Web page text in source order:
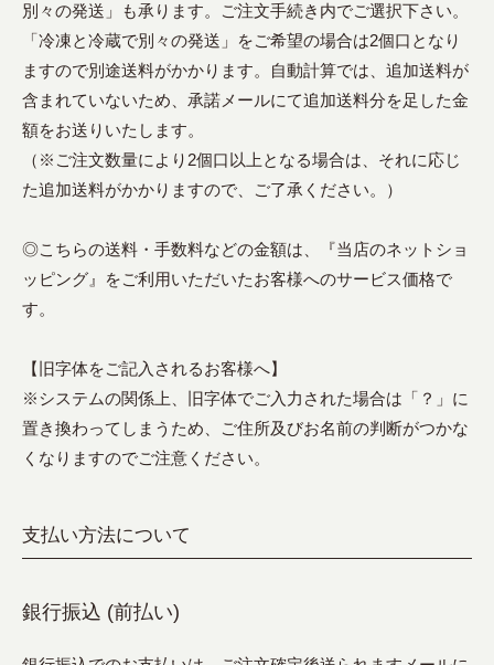
別々の発送」も承ります。ご注文手続き内でご選択下さい。
「冷凍と冷蔵で別々の発送」をご希望の場合は2個口となり
ますので別途送料がかかります。自動計算では、追加送料が
含まれていないため、承諾メールにて追加送料分を足した金
額をお送りいたします。
（※ご注文数量により2個口以上となる場合は、それに応じ
た追加送料がかかりますので、ご了承ください。）
◎こちらの送料・手数料などの金額は、『当店のネットショ
ッピング』をご利用いただいたお客様へのサービス価格で
す。
【旧字体をご記入されるお客様へ】
※システムの関係上、旧字体でご入力された場合は「？」に
置き換わってしまうため、ご住所及びお名前の判断がつかな
くなりますのでご注意ください。
支払い方法について
銀行振込 (前払い)